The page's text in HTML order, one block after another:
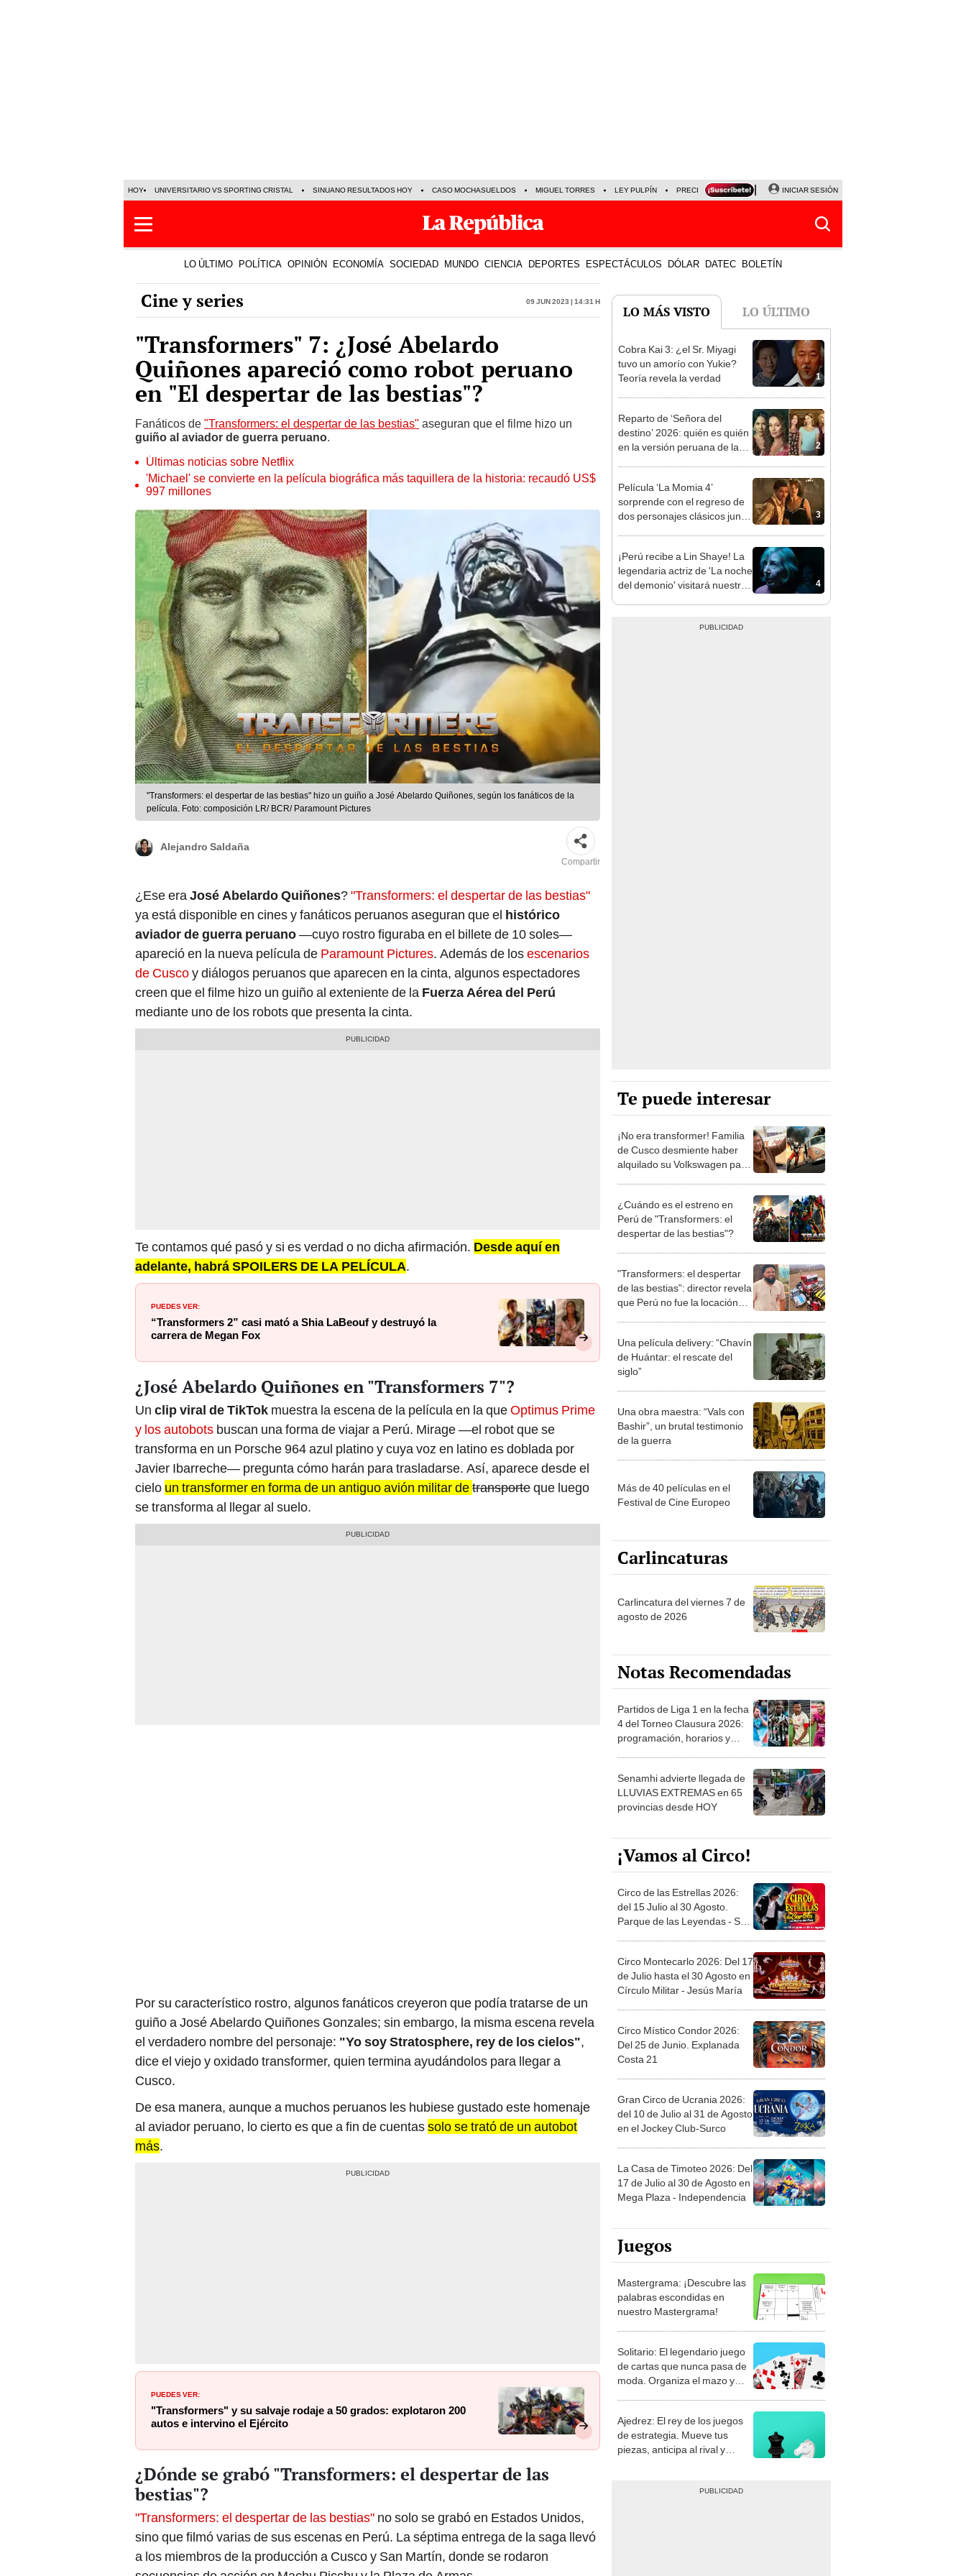
HOY UNIVERSITARIO VS SPORTING CRISTAL SINUANO RESULTADOS HOY CASO MOCHASUELDOS MIGUEL TORRES LEY PULPÍN PRECIO DEL DÓLAR CORTE DE LUZ VIERNES 7 DE AGOSTO
INICIAR SESIÓN
LO ÚLTIMO POLÍTICA OPINIÓN ECONOMÍA SOCIEDAD MUNDO CIENCIA DEPORTES ESPECTÁCULOS DÓLAR DATEC BOLETÍN
Cine y series 09 Jun 2023 | 14:31 h
"Transformers" 7: ¿José Abelardo
Quiñones apareció como robot peruano
en "El despertar de las bestias"?
Fanáticos de "Transformers: el despertar de las bestias" aseguran que el filme hizo un
guiño al aviador de guerra peruano.
Últimas noticias sobre Netflix
'Michael' se convierte en la película biográfica más taquillera de la historia: recaudó US$
997 millones
"Transformers: el despertar de las bestias" hizo un guiño a José Abelardo Quiñones, según los fanáticos de la
película. Foto: composición LR/ BCR/ Paramount Pictures
Alejandro Saldaña
Compartir
¿Ese eraJosé Abelardo Quiñones?"Transformers: el despertar de las bestias"
ya está disponible en cines y fanáticos peruanos aseguran que el histórico
aviador de guerra peruano—cuyo rostro figuraba en el billete de 10 soles—
apareció en la nueva película de Paramount Pictures. Además de losescenarios
de Cuscoy diálogos peruanos que aparecen en la cinta, algunos espectadores
creen que el filme hizo un guiño al exteniente de la Fuerza Aérea del Perú
mediante uno de los robots que presenta la cinta.
Te contamos qué pasó y si es verdad o no dicha afirmación. Desde aquí en
adelante, habrá SPOILERS DE LA PELÍCULA.
PUEDES VER:
“Transformers 2” casi mató a Shia LaBeouf y destruyó la
carrera de Megan Fox
¿José Abelardo Quiñones en "Transformers 7"?
Un clip viral de TikTok muestra la escena de la película en la queOptimus Prime
y los autobots buscan una forma de viajar a Perú. Mirage —el robot que se
transforma en un Porsche 964 azul platino y cuya voz en latino es doblada por
Javier Ibarreche— pregunta cómo harán para trasladarse. Así, aparece desde el
cielo un transformer en forma de un antiguo avión militar detransporteque luego
se transforma al llegar al suelo.
Por su característico rostro, algunos fanáticos creyeron que podía tratarse de un
guiño a José Abelardo Quiñones Gonzales; sin embargo, la misma escena revela
el verdadero nombre del personaje: "Yo soy Stratosphere, rey de los cielos",
dice el viejo y oxidado transformer, quien termina ayudándolos para llegar a
Cusco.
De esa manera, aunque a muchos peruanos les hubiese gustado este homenaje
al aviador peruano, lo cierto es que a fin de cuentassolo se trató de un autobot
más.
PUEDES VER:
"Transformers" y su salvaje rodaje a 50 grados: explotaron 200
autos e intervino el Ejército
¿Dónde se grabó "Transformers: el despertar de las
bestias"?
"Transformers: el despertar de las bestias" no solo se grabó en Estados Unidos,
sino que filmó varias de sus escenas en Perú. La séptima entrega de la saga llevó
a los miembros de la producción a Cusco y San Martín, donde se rodaron
LO MÁS VISTO LO ÚLTIMO
1
Cobra Kai 3: ¿el Sr. Miyagi
tuvo un amorío con Yukie?
Teoría revela la verdad
2
Reparto de ‘Señora del
destino’ 2026: quién es quién
en la versión peruana de la
3
Película ‘La Momia 4’
sorprende con el regreso de
dos personajes clásicos junto
4
¡Perú recibe a Lin Shaye! La
legendaria actriz de 'La noche
del demonio' visitará nuestro
Te puede interesar
¡No era transformer! Familia
de Cusco desmiente haber
alquilado su Volkswagen para
¿Cuándo es el estreno en
Perú de "Transformers: el
despertar de las bestias"?
"Transformers: el despertar
de las bestias”: director revela
que Perú no fue la locación
Una película delivery: “Chavín
de Huántar: el rescate del
siglo”
Una obra maestra: “Vals con
Bashir”, un brutal testimonio
de la guerra
Más de 40 películas en el
Festival de Cine Europeo
Carlincaturas
Carlincatura del viernes 7 de
agosto de 2026
Notas Recomendadas
Partidos de Liga 1 en la fecha
4 del Torneo Clausura 2026:
programación, horarios y
Senamhi advierte llegada de
LLUVIAS EXTREMAS en 65
provincias desde HOY
¡Vamos al Circo!
Circo de las Estrellas 2026:
del 15 Julio al 30 Agosto.
Parque de las Leyendas - San
Circo Montecarlo 2026: Del 17
de Julio hasta el 30 Agosto en
Círculo Militar - Jesús María
Circo Místico Condor 2026:
Del 25 de Junio. Explanada
Costa 21
Gran Circo de Ucrania 2026:
del 10 de Julio al 31 de Agosto
en el Jockey Club-Surco
La Casa de Timoteo 2026: Del
17 de Julio al 30 de Agosto en
Mega Plaza - Independencia
Juegos
Mastergrama: ¡Descubre las
palabras escondidas en
nuestro Mastergrama!
Solitario: El legendario juego
de cartas que nunca pasa de
moda. Organiza el mazo y
Ajedrez: El rey de los juegos
de estrategia. Mueve tus
piezas, anticipa al rival y